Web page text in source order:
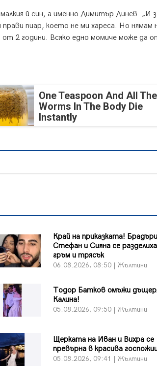
й син, а именно Димитър Динев. „И
пиар, което не ми хареса. Но нямам
2 години. Всяко едно момиче може да
One Teaspoon And All The
Worms In The Body Die
Instantly
Край на приказката!
Стефан и Сияна се
гръм и трясък
06.08.2026, 08:50 | Жълтини
Тодор Батков омъжи
Калина!
05.08.2026, 09:50 | Жълтини
Щерката на Иван и Вихра се
превърна в красива
05.08.2026, 09:41 | Жълтини